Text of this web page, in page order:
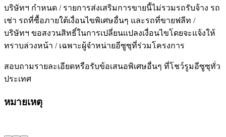
บริษัทฯ กำหนด / รายการส่งเสริมการขายนี้ไม่รวมรถรับจ้าง รถ
เช่า รถที่ซื้อภายใต้เงื่อนไขพิเศษอื่นๆ และรถที่ขายฟลีท /
บริษัทฯ ขอสงวนสิทธิ์ในการเปลี่ยนแปลงเงื่อนไขโดยจะแจ้งให้
ทราบล่วงหน้า / เฉพาะผู้จำหน่ายอีซูซุที่ร่วมโครงการ
สอบถามรายละเอียดหรือรับข้อเสนอพิเศษอื่นๆ ที่โชว์รูมอีซูซุทั่ว
ประเทศ
หมายเหตุ